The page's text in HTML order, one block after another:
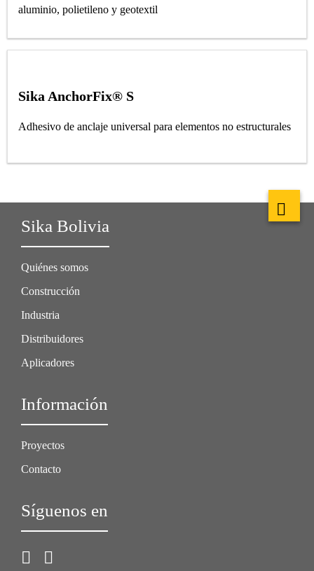
aluminio, polietileno y geotextil
Sika AnchorFix® S
Adhesivo de anclaje universal para elementos no estructurales
Sika Bolivia
Quiénes somos
Construcción
Industria
Distribuidores
Aplicadores
Información
Proyectos
Contacto
Síguenos en